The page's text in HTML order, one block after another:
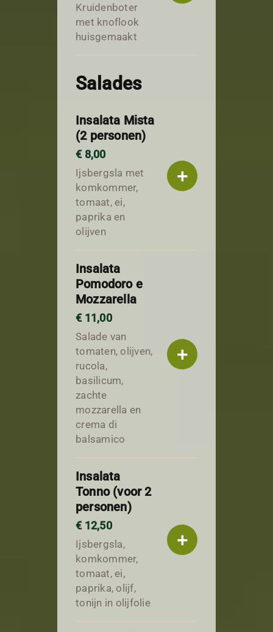
Kruidenboter
met knoflook
huisgemaakt
Salades
Insalata Mista
(2 personen)
€ 8,00
Ijsbergsla met
komkommer,
tomaat, ei,
paprika en
olijven
+
Insalata
Pomodoro e
Mozzarella
€ 11,00
Salade van
tomaten, olijven,
rucola,
basilicum,
zachte
mozzarella en
crema di
balsamico
+
Insalata
Tonno (voor 2
personen)
€ 12,50
Ijsbergsla,
komkommer,
tomaat, ei,
paprika, olijf,
tonijn in olijfolie
+